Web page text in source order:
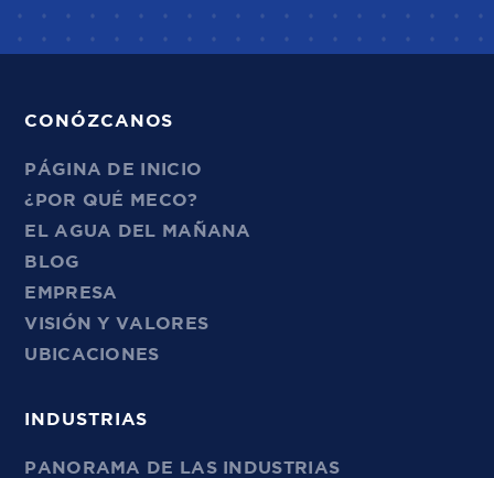
CONÓZCANOS
PÁGINA DE INICIO
¿POR QUÉ MECO?
EL AGUA DEL MAÑANA
BLOG
EMPRESA
VISIÓN Y VALORES
UBICACIONES
INDUSTRIAS
PANORAMA DE LAS INDUSTRIAS